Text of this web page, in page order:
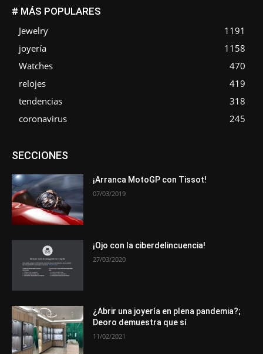
# MÁS POPULARES
Jewelry
1191
joyería
1158
Watches
470
relojes
419
tendencias
318
coronavirus
245
SECCIONESAsociaciones
Novedades
Opiniones Premios Secciones
¡Arranca MotoGP con Tissot!
07/03/2019
¡Ojo con la ciberdelincuencia!
27/03/2020
¿Abrir una joyería en plena pandemia?;
Deoro demuestra que sí
11/02/2021